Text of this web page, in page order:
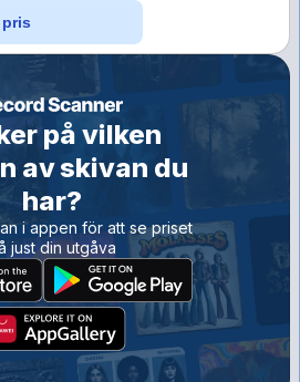
på vilken
av skivan du
har?
i appen för att se priset
just din utgåva